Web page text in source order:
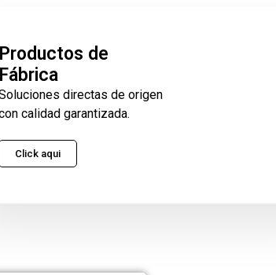
Productos de
Fábrica
directas de origen
calidad garantizada.
Click aqui